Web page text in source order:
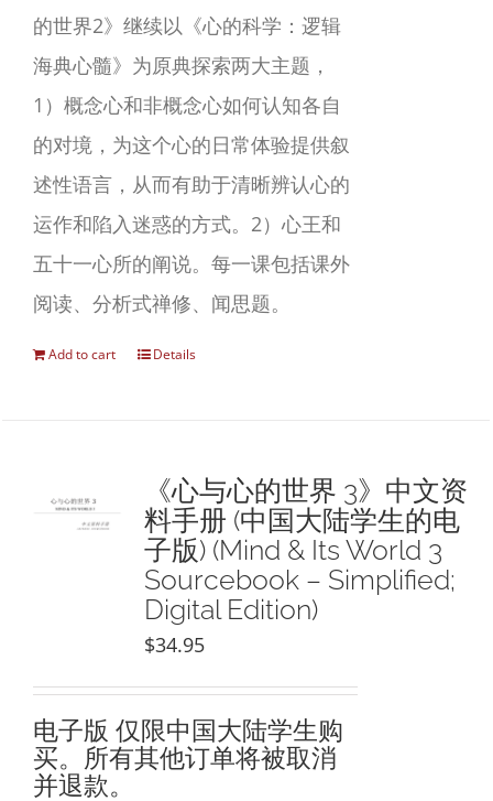
的世界2》继续以《心的科学：逻辑
海典心髓》为原典探索两大主题，
1）概念心和非概念心如何认知各自
的对境，为这个心的日常体验提供叙
述性语言，从而有助于清晰辨认心的
运作和陷入迷惑的方式。2）心王和
五十一心所的阐说。每一课包括课外
阅读、分析式禅修、闻思题。
Add to cart Details
《心与心的世界 3》中文资
料手册 (中国大陆学生的电
子版) (Mind & Its World 3
Sourcebook – Simplified;
Digital Edition)
$34.95
电子版 仅限中国大陆学生购
买。所有其他订单将被取消
并退款。